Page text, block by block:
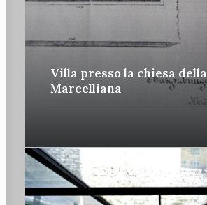
Villa presso la chiesa della
Marcelliana